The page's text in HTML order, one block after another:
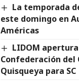
La temporada
este domingo en
Américas
LIDOM
Confederación del
Quisqueya para SC